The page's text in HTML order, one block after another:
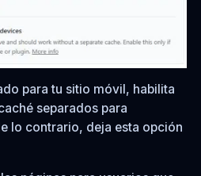
para tu sitio móvil, habilita
separados para
lo contrario, deja esta opción